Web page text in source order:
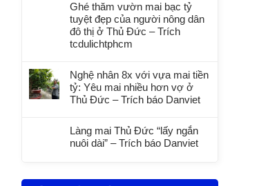
Ghé thăm vườn mai bạc tỷ
tuyệt đẹp của người nông dân
đô thị ở Thủ Đức – Trích
tcdulichtphcm
Nghệ nhân 8x với vựa mai tiền
tỷ: Yêu mai nhiều hơn vợ ở
Thủ Đức – Trích báo Danviet
Làng mai Thủ Đức “lấy ngắn
nuôi dài” – Trích báo Danviet